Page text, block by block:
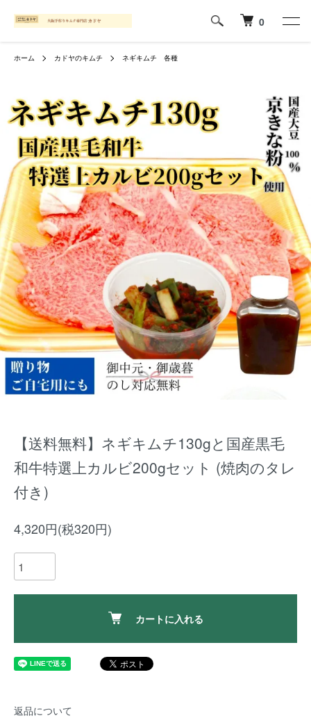
0
ホーム カドヤのキムチ ネギキムチ 各種
【送料無料】ネギキムチ130gと国産黒毛
和牛特選上カルビ200gセット (焼肉のタレ
付き)
4,320円(税320円)
カートに入れる
返品について